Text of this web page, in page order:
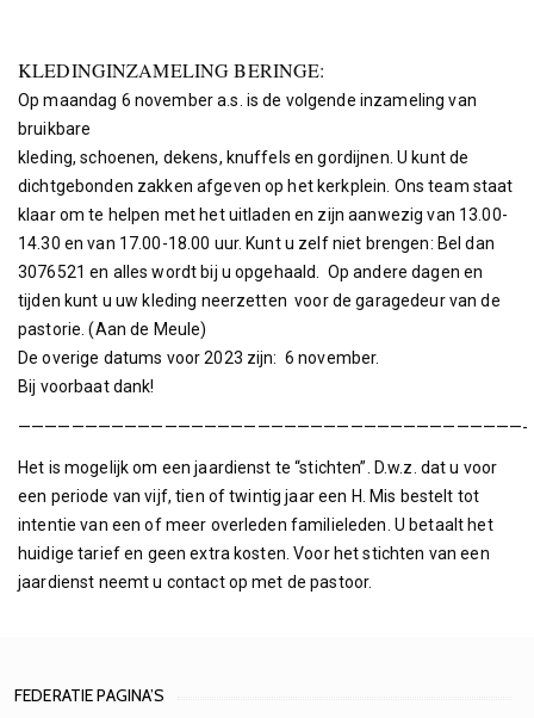
KLEDINGINZAMELING BERINGE:
Op maandag 6 november a.s. is de volgende inzameling van
bruikbare
kleding, schoenen, dekens, knuffels en gordijnen. U kunt de
dichtgebonden zakken afgeven op het kerkplein. Ons team staat
klaar om te helpen met het uitladen en zijn aanwezig van 13.00-
14.30 en van 17.00-18.00 uur. Kunt u zelf niet brengen: Bel dan
3076521 en alles wordt bij u opgehaald. Op andere dagen en
tijden kunt u uw kleding neerzetten voor de garagedeur van de
pastorie. (Aan de Meule)
De overige datums voor 2023 zijn: 6 november.
Bij voorbaat dank!
——————————————————————————————————————-
Het is mogelijk om een jaardienst te “stichten”. D.w.z. dat u voor
een periode van vijf, tien of twintig jaar een H. Mis bestelt tot
intentie van een of meer overleden familieleden. U betaalt het
huidige tarief en geen extra kosten. Voor het stichten van een
jaardienst neemt u contact op met de pastoor.
FEDERATIE PAGINA’S